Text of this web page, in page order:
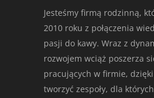
Jesteśmy firmą rodzinną,
2010 roku z połączenia
pasji do kawy. Wraz z
rozwojem wciąż poszerza
pracujących w firmie,
tworzyć zespoły, dla